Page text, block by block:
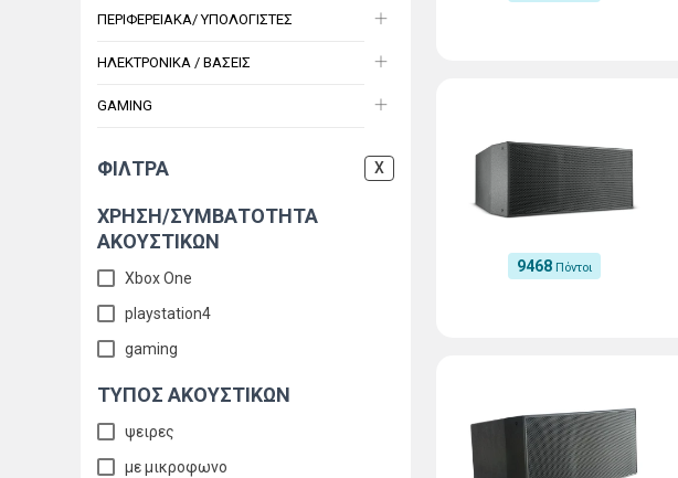
ΠΕΡΙΦΕΡΕΙΑΚΑ/ ΥΠΟΛΟΓΙΣΤΕΣ
ΗΛΕΚΤΡΟΝΙΚΑ / ΒΑΣΕΙΣ
GAMING
ΦΙΛΤΡΑ X
ΧΡΗΣΗ/ΣΥΜΒΑΤΟΤΗΤΑ
ΑΚΟΥΣΤΙΚΏΝ
Xbox One
playstation4
gaming
ΤΥΠΟΣ ΑΚΟΥΣΤΙΚΩΝ
ψειρες
με μικροφωνο
9468 Πόντοι